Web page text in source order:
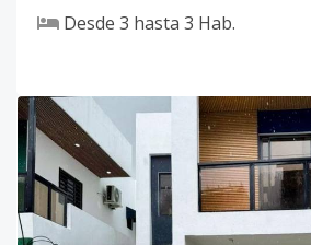
Desde 3 hasta 3 Hab.